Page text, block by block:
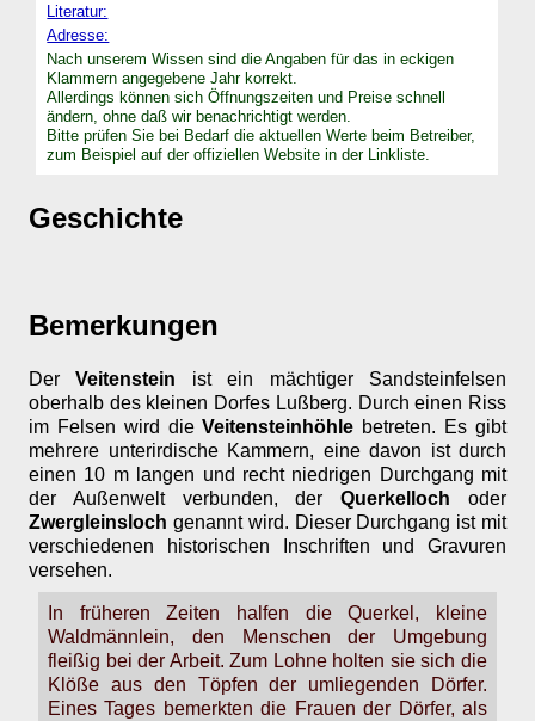
Literatur:
Adresse:
Nach unserem Wissen sind die Angaben für das in eckigen
Klammern angegebene Jahr korrekt.
Allerdings können sich Öffnungszeiten und Preise schnell
ändern, ohne daß wir benachrichtigt werden.
Bitte prüfen Sie bei Bedarf die aktuellen Werte beim Betreiber,
zum Beispiel auf der offiziellen Website in der Linkliste.
Geschichte
Bemerkungen
DerVeitenstein ist ein mächtiger Sandsteinfelsen
oberhalb des kleinen Dorfes Lußberg. Durch einen Riss
im Felsen wird dieVeitensteinhöhle betreten. Es gibt
mehrere unterirdische Kammern, eine davon ist durch
einen 10 m langen und recht niedrigen Durchgang mit
der Außenwelt verbunden, derQuerkelloch oder
Zwergleinsloch genannt wird. Dieser Durchgang ist mit
verschiedenen historischen Inschriften und Gravuren
versehen.
In früheren Zeiten halfen die Querkel, kleine
Waldmännlein, den Menschen der Umgebung
fleißig bei der Arbeit. Zum Lohne holten sie sich die
Klöße aus den Töpfen der umliegenden Dörfer.
Eines Tages bemerkten die Frauen der Dörfer, als